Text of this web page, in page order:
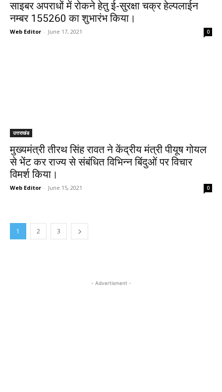
साइबर अपराधों में रोकने हेतु ई-सुरक्षा चक्र हेल्पलाईन
नम्बर 155260 का शुभारंभ किया।
Web Editor - June 17, 2021 0
उत्तराखंड
मुख्यमंत्री तीरथ सिंह रावत ने केंद्रीय मंत्री पीयूष गोयल
से भेंट कर राज्य से संबंधित विभिन्न बिंदुओं पर विचार
विमर्श किया।
Web Editor - June 15, 2021 0
1 2 3
- Advertisment -